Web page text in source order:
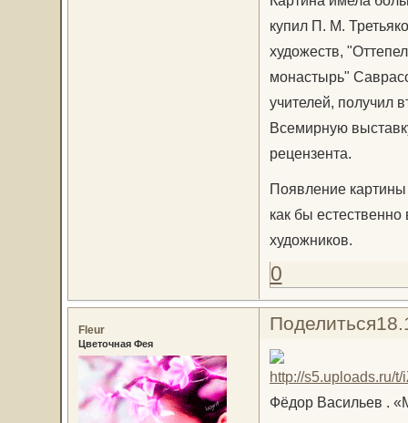
купил П. М.
художеств,
монастырь"
учителей, получил
Всемирную
рецензента.
Появление
как бы
художников.
0
Поделиться
Fleur
Цветочная Фея
Фёдор Васильев .